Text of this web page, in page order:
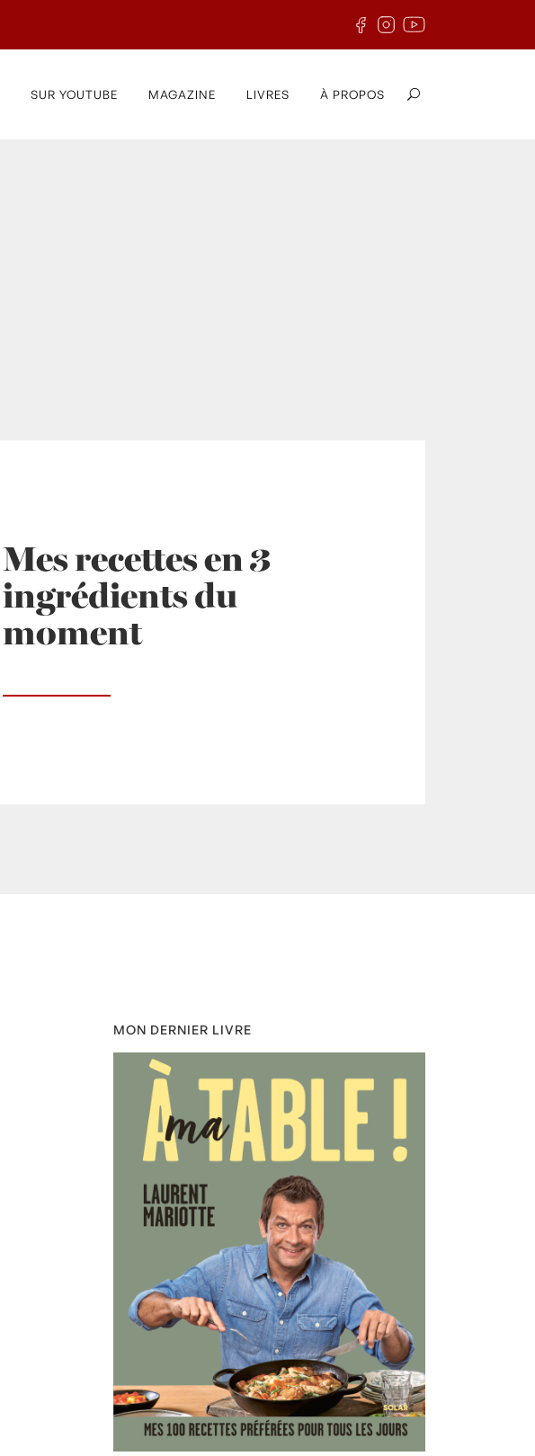
SUR YOUTUBE MAGAZINE LIVRES À PROPOS
Mes recettes en 3
ingrédients du
moment
MON DERNIER LIVRE